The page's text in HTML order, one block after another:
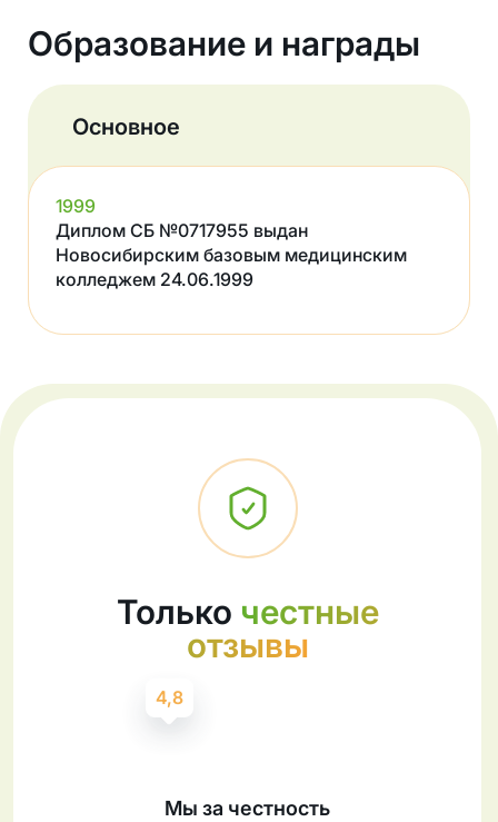
Образование и награды
Основное
1999
Диплом СБ №0717955 выдан
Новосибирским базовым медицинским
колледжем 24.06.1999
Только честные
отзывы
4,8
Мы за честность